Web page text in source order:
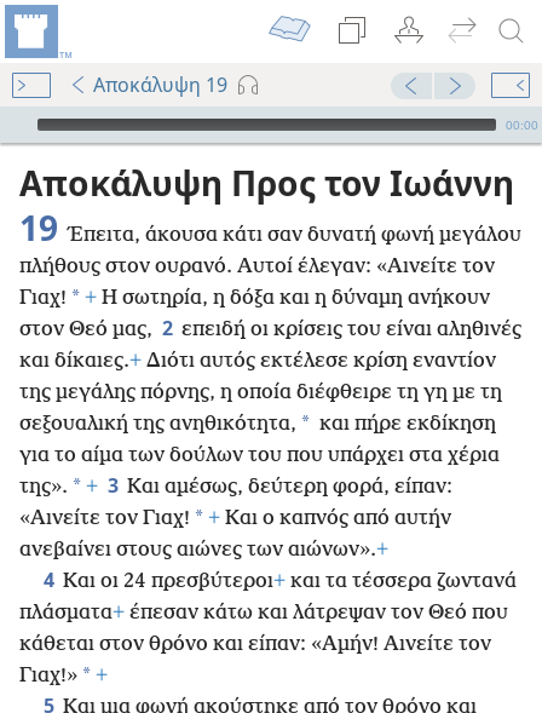
Αποκάλυψη 19
Audio Player
00:00
Αποκάλυψη Προς τον Ιωάννη
19 Έπειτα, άκουσα κάτι σαν δυνατή φωνή μεγάλου
πλήθους στον ουρανό. Αυτοί έλεγαν: «Αινείτε τον
Γιαχ! * + Η σωτηρία, η δόξα και η δύναμη ανήκουν
στον Θεό μας, 2 επειδή οι κρίσεις του είναι αληθινές
και δίκαιες.+ Διότι αυτός εκτέλεσε κρίση εναντίον
της μεγάλης πόρνης, η οποία διέφθειρε τη γη με τη
σεξουαλική της ανηθικότητα, * και πήρε εκδίκηση
για το αίμα των δούλων του που υπάρχει στα χέρια
της». * + 3 Και αμέσως, δεύτερη φορά, είπαν:
«Αινείτε τον Γιαχ! * + Και ο καπνός από αυτήν
ανεβαίνει στους αιώνες των αιώνων».+
4 Και οι 24 πρεσβύτεροι+ και τα τέσσερα ζωντανά
πλάσματα+ έπεσαν κάτω και λάτρεψαν τον Θεό που
κάθεται στον θρόνο και είπαν: «Αμήν! Αινείτε τον
Γιαχ!» * +
5 Και μια φωνή ακούστηκε από τον θρόνο και